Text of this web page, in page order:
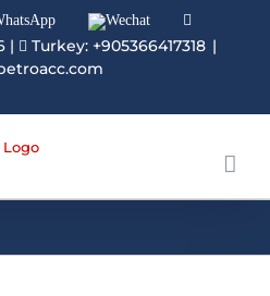
Wechat
| Turkey: +905366417318 |